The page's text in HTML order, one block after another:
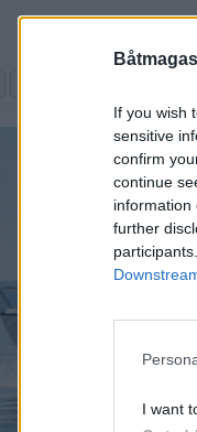
If you wish
sensitive
confirm
continue
information
further
I want